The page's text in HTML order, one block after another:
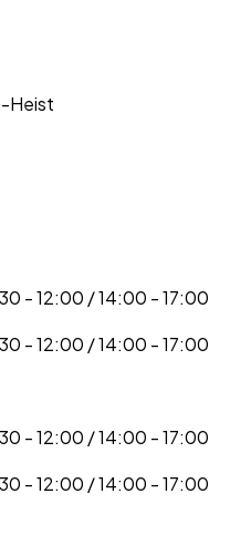
Heist
- 12:00 / 14:00 - 17:00
- 12:00 / 14:00 - 17:00
- 12:00 / 14:00 - 17:00
- 12:00 / 14:00 - 17:00